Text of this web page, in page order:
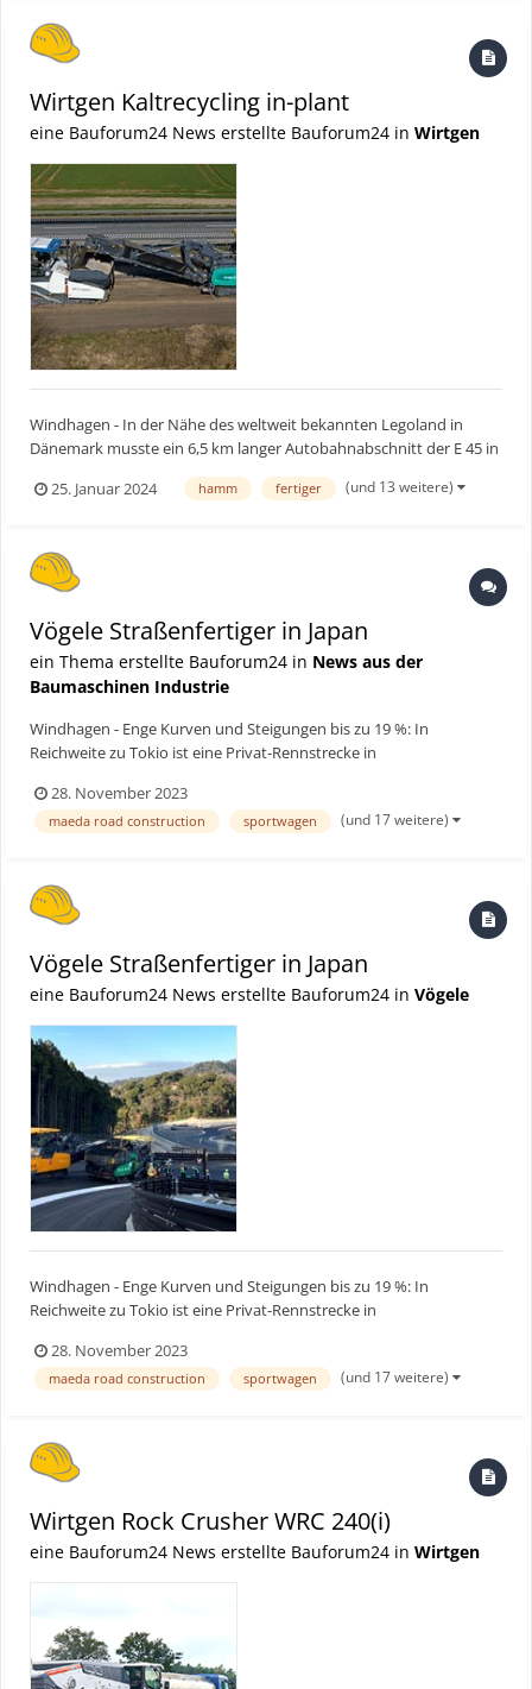
Wirtgen Kaltrecycling in-plant
eine Bauforum24 News erstellte Bauforum24 in Wirtgen
Windhagen - In der Nähe des weltweit bekannten Legoland in
Dänemark musste ein 6,5 km langer Autobahnabschnitt der E 45 in
beiden Fahrtrichtungen von Grund auf erneuert werden. Die
Ausschreibung hatte eine 20 cm starke Tragschicht aus
25. Januar 2024 hamm fertiger (und 13 weitere)
Vögele Straßenfertiger in Japan
ein Thema erstellte Bauforum24 in News aus der
Baumaschinen Industrie
Windhagen - Enge Kurven und Steigungen bis zu 19 %: In
Reichweite zu Tokio ist eine Privat-Rennstrecke in
vom Typ SUPER 1800-3i, SUPER 1803-3i und SUPER 1900-2
übernahmen den vierschichtigen Einbau auf knapp 100.000 m². Ein
28. November 2023
maeda road construction sportwagen (und 17 weitere)
Vögele Straßenfertiger in Japan
eine Bauforum24 News erstellte Bauforum24 in Vögele
Windhagen - Enge Kurven und Steigungen bis zu 19 %: In
Reichweite zu Tokio ist eine Privat-Rennstrecke in
vom Typ SUPER 1800-3i, SUPER 1803-3i und SUPER 1900-2
übernahmen den vierschichtigen Einbau auf knapp 100.000 m². Ein
28. November 2023
maeda road construction sportwagen (und 17 weitere)
Wirtgen Rock Crusher WRC 240(i)
eine Bauforum24 News erstellte Bauforum24 in Wirtgen